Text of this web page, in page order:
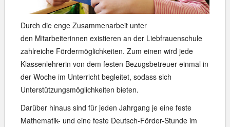
Durch die enge Zusammenarbeit unter
den Mitarbeiterinnen existieren an der Liebfrauenschule
zahlreiche Fördermöglichkeiten. Zum einen wird jede
Klassenlehrerin von dem festen Bezugsbetreuer einmal in
der Woche im Unterricht begleitet, sodass sich
Unterstützungsmöglichkeiten bieten.
Darüber hinaus sind für jeden Jahrgang je eine feste
Mathematik- und eine feste Deutsch-Förder-Stunde im